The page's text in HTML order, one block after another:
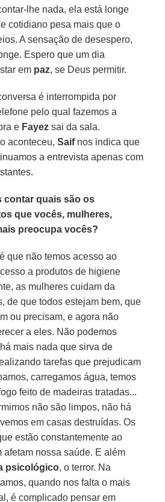
lhe nada, ela está longe
cotidiano pesa mais que o
A sensação de desespero,
Espero que um dia
em paz, se Deus permitir.
é interrompida por
pelo qual fazemos a
e Fayez sai da sala.
aconteceu,Saifnos indica que
a entrevista apenas com
contar quais são os
que vocês, mulheres,
preocupa vocês?
que não temos acesso ao
a produtos de higiene
as mulheres cuidam da
de que todos estejam bem, que
ou precisam, e agora não
a eles. Não podemos
mais nada que sirva de
tarefas que prejudicam
carregamos água, temos
feito de madeiras tratadas...
não são limpos, não há
em casas destruídas. Os
estão constantemente ao
afetam nossa saúde. E além
psicológico, o terror. Na
quando nos falta o mais
é complicado pensar em